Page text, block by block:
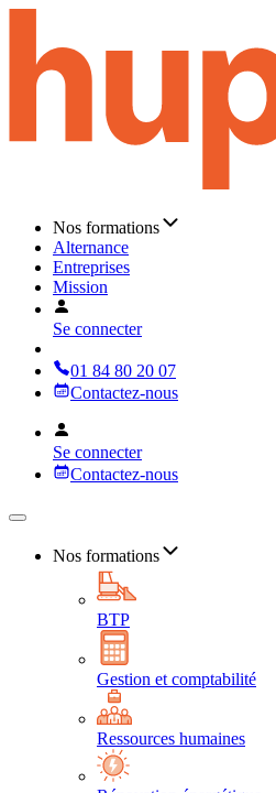
Nos formations
Alternance
Entreprises
Mission
Se connecter
01 84 80 20 07
Contactez-nous
Se connecter
Contactez-nous
Nos formations
BTP
Gestion et comptabilité
Ressources humaines